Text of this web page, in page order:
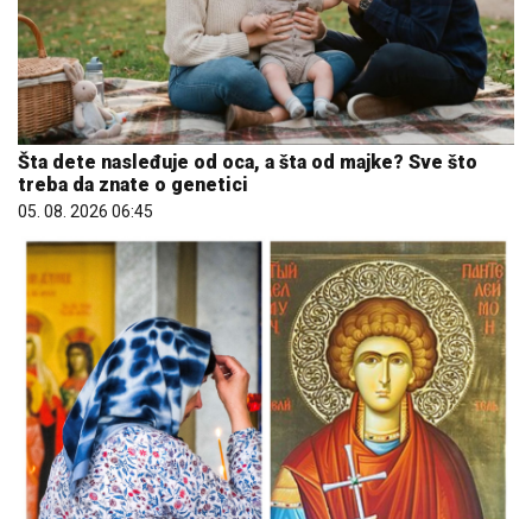
Šta dete nasleđuje od oca, a šta od majke? Sve što
treba da znate o genetici
05. 08. 2026 06:45